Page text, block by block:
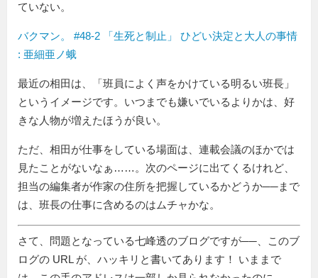
ていない。
バクマン。 #48-2 「生死と制止」 ひどい決定と大人の事情
: 亜細亜ノ蛾
最近の相田は、「班員によく声をかけている明るい班長」
というイメージです。いつまでも嫌いでいるよりかは、好
きな人物が増えたほうが良い。
ただ、相田が仕事をしている場面は、連載会議のほかでは
見たことがないなぁ……。次のページに出てくるけれど、
担当の編集者が作家の住所を把握しているかどうか──まで
は、班長の仕事に含めるのはムチャかな。
さて、問題となっている七峰透のブログですが──、このブ
ログの URL が、ハッキリと書いてあります！ いままで